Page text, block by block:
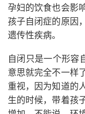
孕妇的饮食也会影
孩子自闭症的原因
遗传性疾病。
自闭只是一个形容
意思就完全不一样
重视，因为知道的
生的时候，带着孩